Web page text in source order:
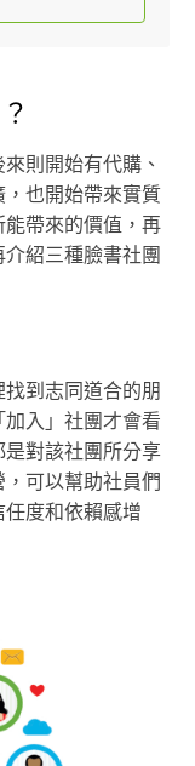
則開始有代購、
，也開始帶來實質
能帶來的價值，再
紹三種臉書社團
到志同道合的朋
入」社團才會看
對該社團所分享
可以幫助社員們
度和依賴感增